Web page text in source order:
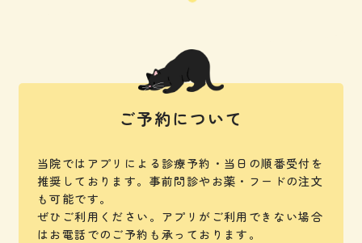
ご予約について
当院ではアプリによる診療予約・当日の順番受付を
推奨しております。 事前問診やお薬・フードの注文
も可能です。
ぜひご利用ください。 アプリがご利用できない場合
はお電話でのご予約も承っております。